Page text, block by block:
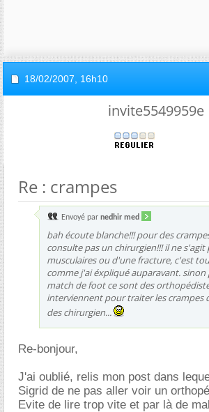
18/02/2007, 16h10
invite5549959e
Re : crampes
Envoyé par nedhir med
bah écoute blanche!!! pour des
consulte pas un chirurgien!!! il ne s'agit
musculaires ou d'une fracture, c'est
comme j'ai éxpliqué auparavant. sinon
match de foot ce sont des
interviennent pour traiter les crampes
des chirurgien...
Re-bonjour,
J'ai oublié, relis mon post dans
Sigrid de ne pas aller voir un
Evite de lire trop vite et par là de